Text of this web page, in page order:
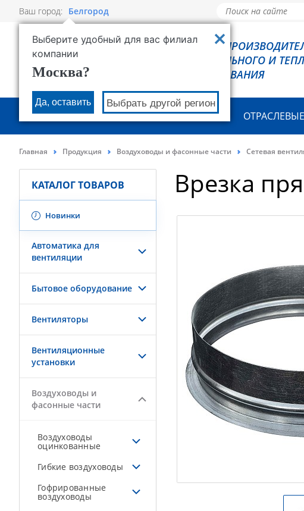
Ваш город: Белгород
Выберите удобный для вас филиал
компании
Москва?
Да, оставить Выбрать другой регион
РОВЕН -
ХОЛОДИЛЬНОГО И
ОБОРУДОВАНИЯ
О КОМПАНИИ ПРОДУКЦИЯ
Главная Продукция Воздуховоды и фасонные части Сетевая
КАТАЛОГ ТОВАРОВ
Новинки
Автоматика для
вентиляции
Бытовое оборудование
Вентиляторы
Вентиляционные
установки
Воздуховоды и
фасонные части
Воздуховоды
оцинкованные
Гибкие воздуховоды
Гофрированные
воздуховоды
Врезка